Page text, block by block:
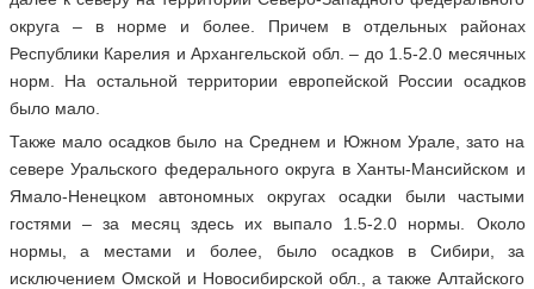
округа – в норме и более. Причем в отдельных районах
Республики Карелия и Архангельской обл. – до 1.5-2.0 месячных
норм. На остальной территории европейской России осадков
было мало.
Также мало осадков было на Среднем и Южном Урале, зато на
севере Уральского федерального округа в Ханты-Мансийском и
Ямало-Ненецком автономных округах осадки были частыми
гостями – за месяц здесь их выпало 1.5-2.0 нормы. Около
нормы, а местами и более, было осадков в Сибири, за
исключением Омской и Новосибирской обл., а также Алтайского